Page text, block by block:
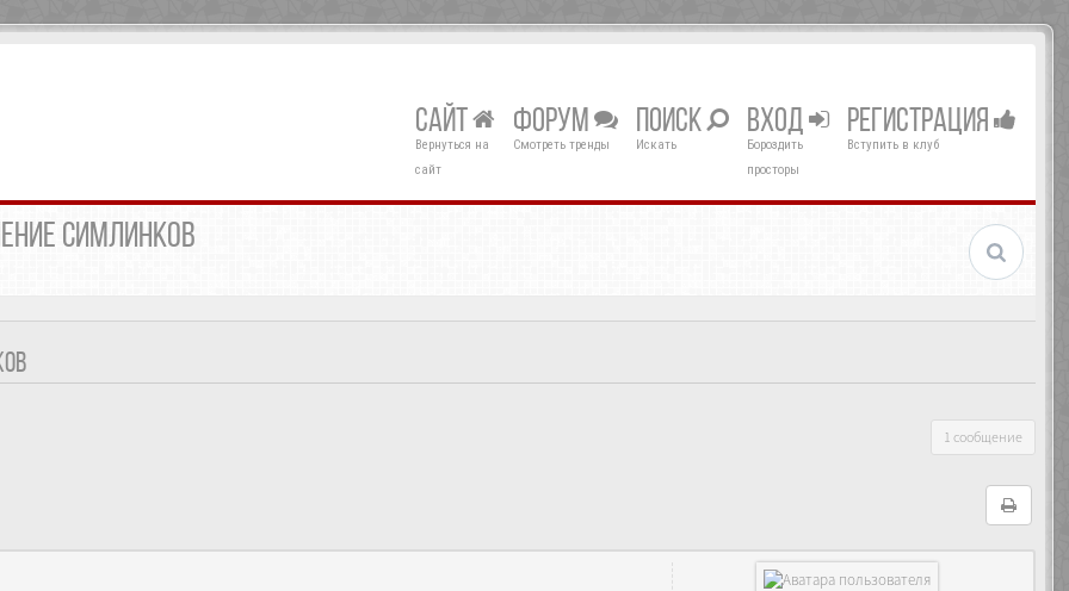
САЙТ
Вернуться на
сайт
ФОРУМ
Смотреть тренды
ПОИСК
Искать
ВХОД
Бороздить
просторы
РЕГИСТРАЦИЯ
Вступить в клуб
СИМЛИНКОВ
1 сообщение